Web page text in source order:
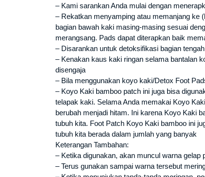
– Kami sarankan Anda mulai dengan
– Rekatkan menyamping atau memanjang ke
bagian bawah kaki masing-masing sesuai
merangsang. Pads dapat diterapkan baik
– Disarankan untuk detoksifikasi bagian
– Kenakan kaus kaki ringan selama bantalan
disengaja
– Bila menggunakan koyo kaki/Detox Foot
– Koyo Kaki bamboo patch ini juga bisa
telapak kaki. Selama Anda memakai Koyo
berubah menjadi hitam. Ini karena Koyo Kaki
tubuh kita. Foot Patch Koyo Kaki bamboo ini
tubuh kita berada dalam jumlah yang banyak
Keterangan Tambahan:
– Ketika digunakan, akan muncul warna
– Terus gunakan sampai warna tersebut